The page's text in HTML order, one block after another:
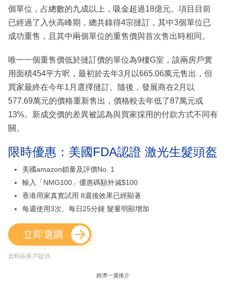
個單位，占總數的九成以上，吸金超過18億元。項目目前
已經過了入伙高峰期，總共錄得4宗撻訂，其中3個單位已
成功重售，且其中兩個單位的重售價與首次售出時相同。
唯一一個重售價低於撻訂價的單位為9樓G室，該兩房戶實
用面積454平方呎，最初於去年3月以665.06萬元售出，但
買家最終在今年1月選擇撻訂。隨後，發展商在2月以
577.69萬元的價格重新售出，價格較去年低了87萬元或
13%。新成交價的差異被認為與買家採用的付款方式不同有
關。
限時優惠：美國FDA認證 激光生髮頭盔
美國amazon鎖量及評價No. 1
輸入「NMG100」優惠碼額外減$100
香港用家真實試用 8週後效果已經顯著
每週使用3次、每日25分鐘 髮量明顯增加
立即選購
資料由客戶提供
經濟一週推介